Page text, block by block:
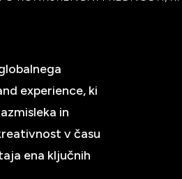
experience, ki
in
v času
ena ključnih